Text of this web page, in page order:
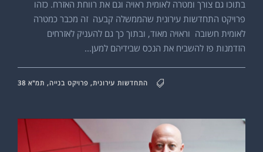
בתוכו גם צורך ומטרה לאומית ראויה וגם את רווחת האזרח. כזהו
פרויקט התחדשות עירונית שהממשלה קבעה זה מכבר כמטרה
לאומית חשובה וראויה מאוד, ובתוך כך גם להעניק לאזרחים
הזדמנות פז להשביח את הנכס שבידיהם למען...
התחדשות עירונית, פרויקט בנייה, תמ"א 38